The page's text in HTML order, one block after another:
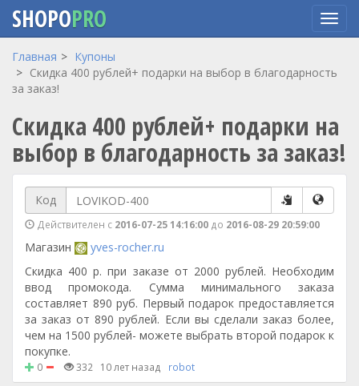
Перейти
основному
SHOPOPRO
Главная
Купоны
Скидка 400 рублей+ подарки на выбор в благодарность
за заказ!
Скидка 400 рублей+ подарки на
выбор в благодарность за заказ!
Код
Действителен с 2016-07-25 14:16:00 до 2016-08-29 20:59:00
Магазин
yves-rocher.ru
Скидка 400 р. при заказе от 2000 рублей. Необходим
ввод промокода. Сумма минимального заказа
составляет 890 руб. Первый подарок предоставляется
за заказ от 890 рублей. Если вы сделали заказ более,
чем на 1500 рублей- можете выбрать второй подарок к
покупке.
0 332 10 лет назад robot